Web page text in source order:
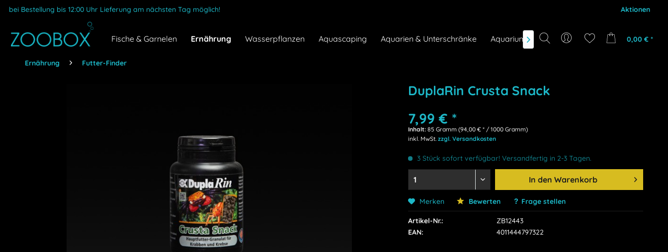
bei Bestellung bis 12:00 Uhr Lieferung am nächsten Tag möglich! Aktionen
0,00 € *
Fische & Garnelen Ernährung Wasserpflanzen Aquascaping Aquarien & Unterschränke Aquarium-Zubehör Gutscheine Marken

Ernährung Futter-Finder
DuplaRin Crusta Snack
7,99 € *
Inhalt:85 Gramm (94,00 € * / 1000 Gramm)
inkl. MwSt.zzgl. Versandkosten
3 Stück sofort verfügbar! Versandfertig in 2-3 Tagen.
In den Warenkorb
Merken Bewerten Frage stellen
Artikel-Nr.:
ZB12443
EAN:
4011444797322